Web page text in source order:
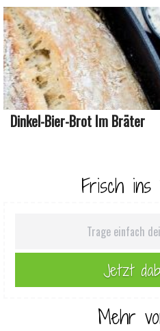
Dinkel-Bier-Brot Im Bräter
Frisch ins
Mehr